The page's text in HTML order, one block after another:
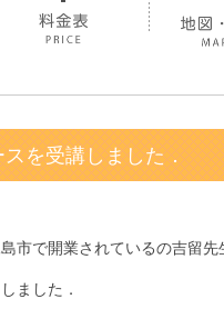
を受講しました．
市で開業されているの吉留先
ました．